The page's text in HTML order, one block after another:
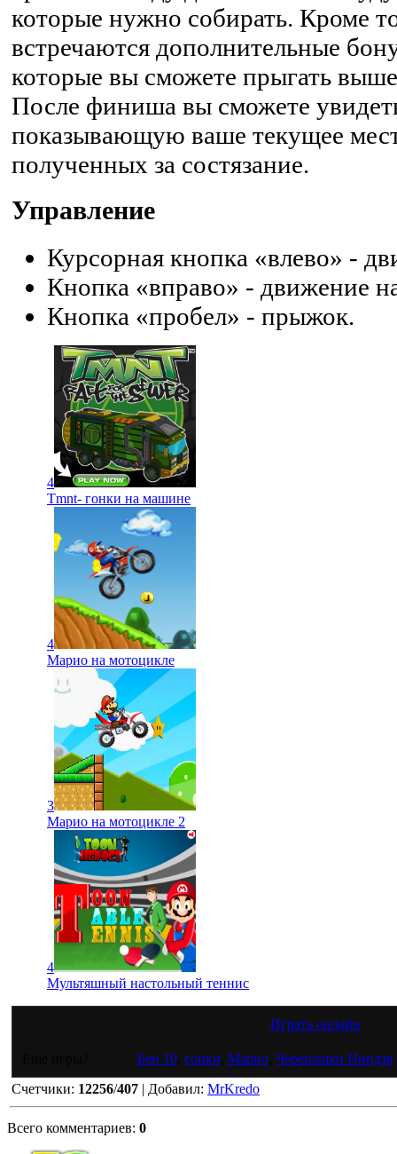
которые нужно собирать. Кроме
встречаются дополнительные
которые вы сможете прыгать
После финиша вы сможете
показывающую ваше текущее
полученных за состязание.
Управление
Курсорная кнопка «влево» -
Кнопка «вправо» - движение
Кнопка «пробел» - прыжок.
4
Tmnt- гонки на машине
4
Марио на мотоцикле
3
Марио на мотоцикле 2
4
Мультяшный настольный теннис
Играть онлайн
Бен 10 гонки Марио Черепашки Ниндзя
Счетчики: 12256/407 | Добавил: MrKredo
Всего комментариев: 0